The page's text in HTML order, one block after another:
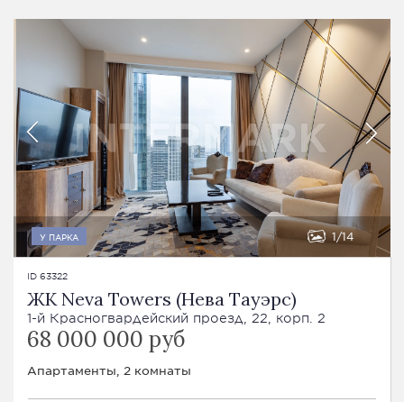
У ПАРКА 1 14
ID 63322
ЖК Neva Towers (Нева Тауэрс)
1-й Красногвардейский проезд, 22, корп. 2
68 000 000 руб
Апартаменты, 2 комнаты